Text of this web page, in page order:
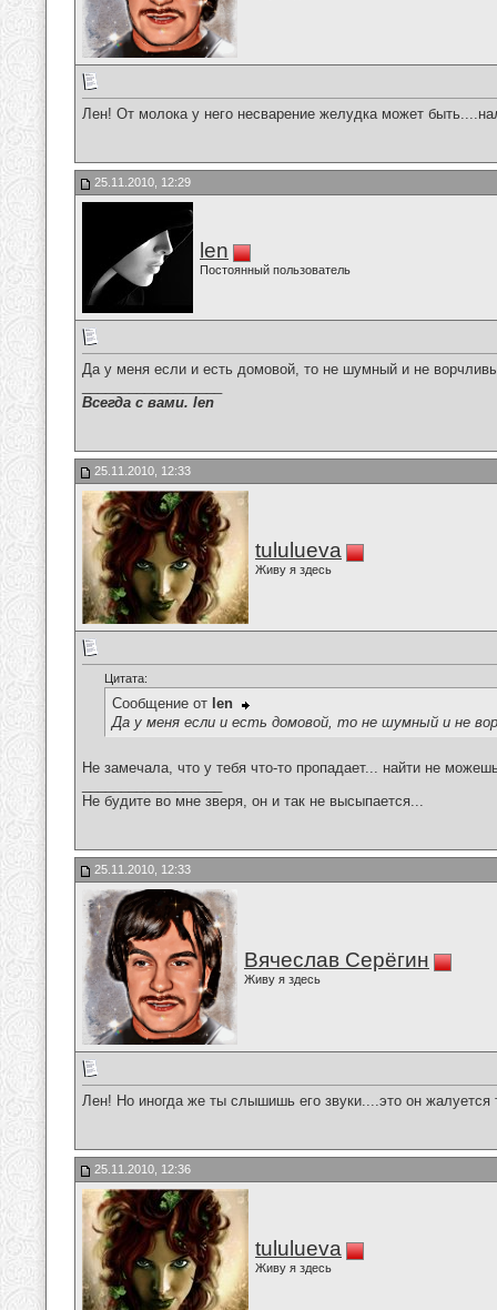
Лен! От молока у него несварение желудка может
25.11.2010, 12:29
len
Постоянный пользователь
Да у меня если и есть домовой, то не шумный и не
Всегда с вами. len
25.11.2010, 12:33
tululueva
Живу я здесь
Цитата:
Сообщение от len
Да у меня если и есть домовой, то не шумный и не
Не замечала, что у тебя что-то пропадает... найти не
Не будите во мне зверя, он и так не высыпается...
25.11.2010, 12:33
Вячеслав Серёгин
Живу я здесь
Лен! Но иногда же ты слышишь его звуки....это он жалуется
25.11.2010, 12:36
tululueva
Живу я здесь